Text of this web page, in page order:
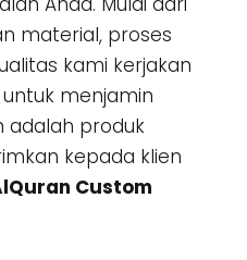
material, proses
kami kerjakan
menjamin
adalah produk
kepada klien
Custom